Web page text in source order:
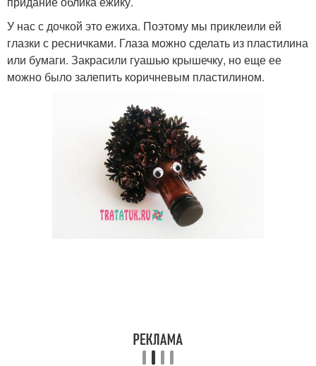
У нас с дочкой это ежиха. Поэтому мы приклеили ей
глазки с ресничками. Глаза можно сделать из пластилина
или бумаги. Закрасили гуашью крышечку, но еще ее
можно было залепить коричневым пластилином.